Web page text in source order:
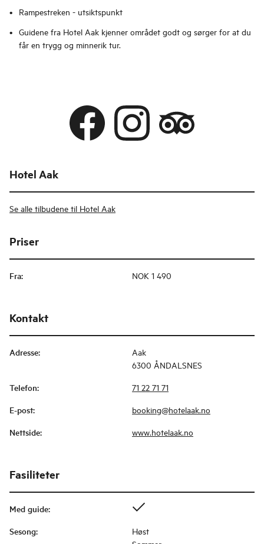
Rampestreken - utsiktspunkt
Guidene fra Hotel Aak kjenner området godt og sørger for at du
får en trygg og minnerik tur.
Hotel Aak
Se alle tilbudene til Hotel Aak
Priser
Fra: NOK 1 490
Kontakt
Adresse:
Aak
6300 ÅNDALSNES
Telefon: 71 22 71 71
E-post: booking@hotelaak.no
Nettside: www.hotelaak.no
Fasiliteter
Med guide:
Sesong:
Høst